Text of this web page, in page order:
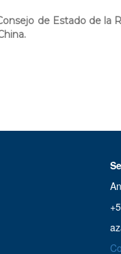
de Estado de la